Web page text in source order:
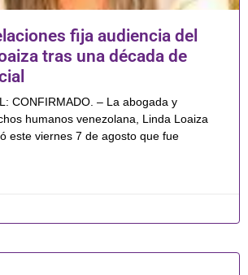
fija audiencia del
tras una década de
CONFIRMADO. – La abogada y
humanos venezolana, Linda Loaiza
este viernes 7 de agosto que fue